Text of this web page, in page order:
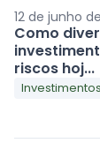
12 de junho
Como
riscos hoj...
Investimentos